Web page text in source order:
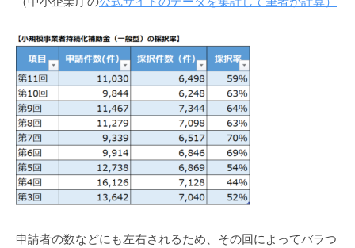
申請者の数などにも左右されるため、その回によってバラつ